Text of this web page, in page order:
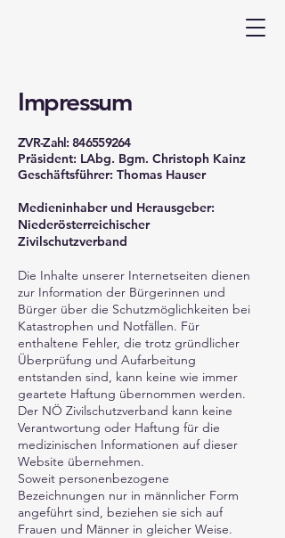
Impressum
ZVR-Zahl: 846559264
Präsident: LAbg. Bgm. Christoph Kainz
Geschäftsführer: Thomas Hauser
Medieninhaber und Herausgeber:
Niederösterreichischer
Zivilschutzverband
Die Inhalte unserer Internetseiten dienen
zur Information der Bürgerinnen und
Bürger über die Schutzmöglichkeiten bei
Katastrophen und Notfällen. Für
enthaltene Fehler, die trotz gründlicher
Überprüfung und Aufarbeitung
entstanden sind, kann keine wie immer
geartete Haftung übernommen werden.
Der NÖ Zivilschutzverband kann keine
Verantwortung oder Haftung für die
medizinischen Informationen auf dieser
Website übernehmen.
Soweit personenbezogene
Bezeichnungen nur in männlicher Form
angeführt sind, beziehen sie sich auf
Frauen und Männer in gleicher Weise.